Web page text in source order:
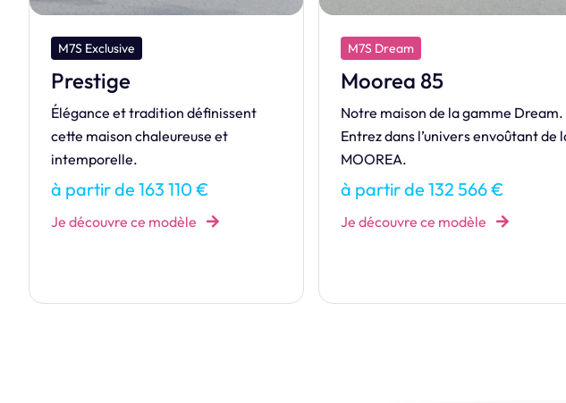
M7S Dream
Moorea 85
Notre maison de la gamme Dream.
Entrez dans l’univers envoûtant de la
MOOREA.
à partir de 132 566 €
Je découvre ce modèle
M7S Design
Élégance
Découvrez ÉLÉGANCE, la maison
aux lignes épurées et au toit plat qui
redéfinit la modernité.
à partir de 291 462 €
Je découvre ce modèle